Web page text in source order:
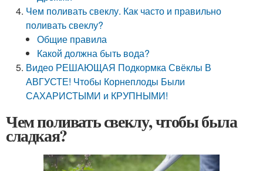
Чем поливать свеклу. Как часто и правильно
поливать свеклу?
Общие правила
Какой должна быть вода?
Видео РЕШАЮЩАЯ Подкормка Свёклы В
АВГУСТЕ! Чтобы Корнеплоды Были
САХАРИСТЫМИ и КРУПНЫМИ!
Чем поливать свеклу, чтобы была
сладкая?